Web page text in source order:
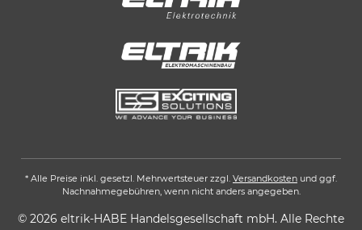
* Alle Preise inkl. gesetzl. Mehrwertsteuer zzgl. Versandkosten und ggf.
Nachnahmegebühren, wenn nicht anders angegeben.
© 2026 eltrik-HABE Handelsgesellschaft mbH. Alle Rechte